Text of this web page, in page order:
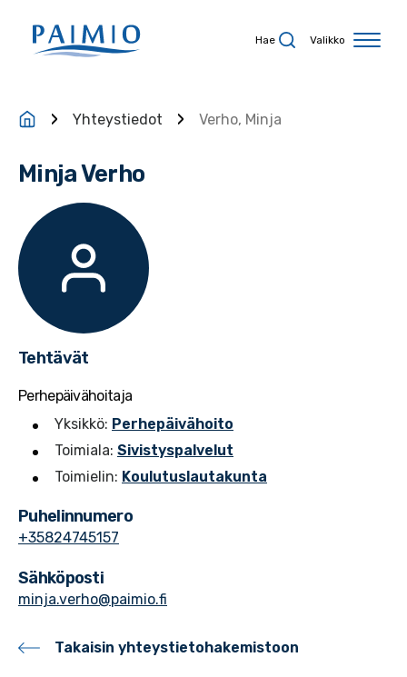
Hae Valikko
Yhteystiedot Verho, Minja
Minja Verho
Tehtävät
Perhepäivähoitaja
Yksikkö: Perhepäivähoito
Toimiala: Sivistyspalvelut
Toimielin: Koulutuslautakunta
Puhelinnumero
+35824745157
Sähköposti
minja.verho@paimio.fi
Takaisin yhteystietohakemistoon